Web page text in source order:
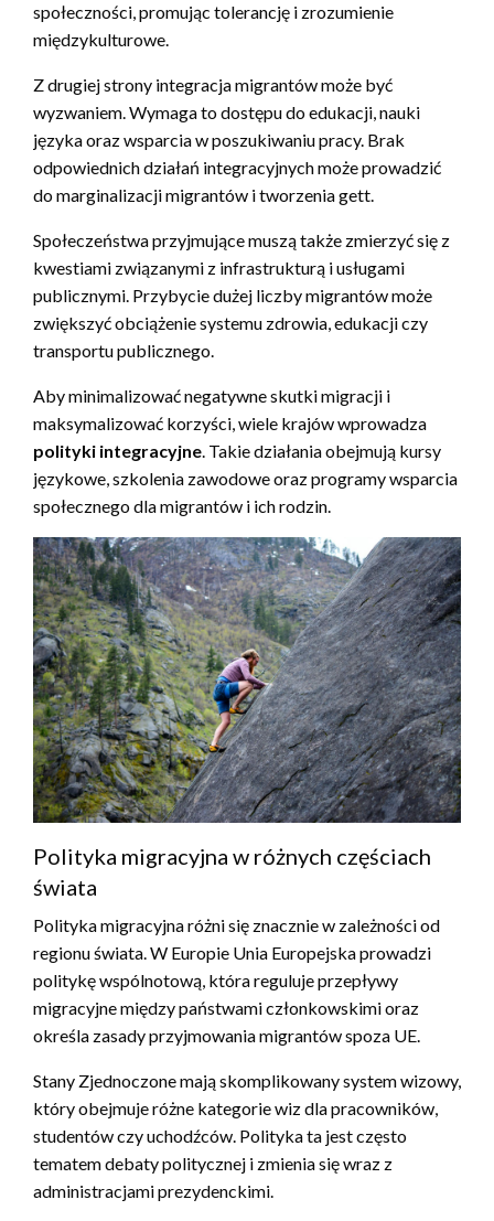
społeczności, promując tolerancję i zrozumienie
międzykulturowe.
Z drugiej strony integracja migrantów może być
wyzwaniem. Wymaga to dostępu do edukacji, nauki
języka oraz wsparcia w poszukiwaniu pracy. Brak
odpowiednich działań integracyjnych może prowadzić
do marginalizacji migrantów i tworzenia gett.
Społeczeństwa przyjmujące muszą także zmierzyć się z
kwestiami związanymi z infrastrukturą i usługami
publicznymi. Przybycie dużej liczby migrantów może
zwiększyć obciążenie systemu zdrowia, edukacji czy
transportu publicznego.
Aby minimalizować negatywne skutki migracji i
maksymalizować korzyści, wiele krajów wprowadza
polityki integracyjne. Takie działania obejmują kursy
językowe, szkolenia zawodowe oraz programy wsparcia
społecznego dla migrantów i ich rodzin.
Polityka migracyjna w różnych częściach
świata
Polityka migracyjna różni się znacznie w zależności od
regionu świata. W Europie Unia Europejska prowadzi
politykę wspólnotową, która reguluje przepływy
migracyjne między państwami członkowskimi oraz
określa zasady przyjmowania migrantów spoza UE.
Stany Zjednoczone mają skomplikowany system wizowy,
który obejmuje różne kategorie wiz dla pracowników,
studentów czy uchodźców. Polityka ta jest często
tematem debaty politycznej i zmienia się wraz z
administracjami prezydenckimi.